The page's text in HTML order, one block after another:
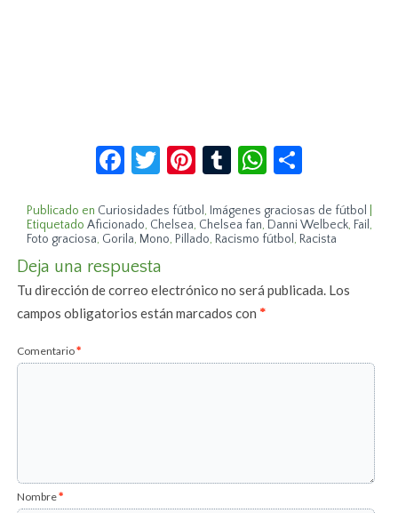
Facebook
Twitter
Pinterest
TumblrWhatsApp
Publicado en Curiosidades fútbol , Imágenes graciosas de fútbol
Etiquetado Aficionado, Chelsea, Chelsea fan, Danni Welbeck, Fail ,
Foto graciosa, Gorila, Mono, Pillado, Racismo fútbol , Racista
Deja una respuesta
Tu dirección de correo electrónico no será publicada. Los
campos obligatorios están marcados con*
Comentario*
Nombre*